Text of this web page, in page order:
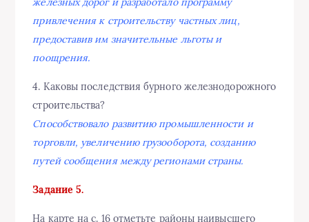
привлечения к строительству частных лиц,
предоставив им значительные льготы и
поощрения.
4. Каковы последствия бурного железнодорожного
строительства?
Способствовало развитию промышленности и
торговли, увеличению грузооборота, созданию
путей сообщения между регионами страны.
Задание 5.
На карте на с. 16 отметьте районы наивысшего